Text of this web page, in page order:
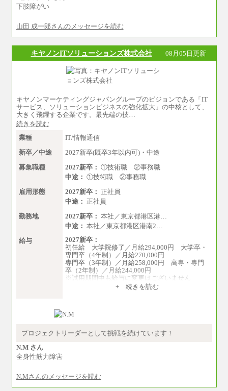
中途：
※経験、能力を考慮の上、当社規定により
優遇いたします
※自己成長支援金(10,000円）を含む
※別途、Workstyle支援金(月額4,000円）
下肢障がい
山田 成一郎さんのメッセージを読む
キヤノンITソリューションズ株式会社 08月05日更新
キヤノンマーケティングジャパングループのビジョンである「IT
サービス、ソリューションビジネスの強化拡大」の中核として、
大きく飛躍する企業です。最先端の技…
続きを読む
業種
IT/情報通信
新卒／中途
2027新卒(既卒3年以内可)・中途
募集職種
2027新卒： ①技術職 ②事務職
中途： ①技術職 ②事務職
雇用形態
2027新卒： 正社員
中途： 正社員
勤務地
2027新卒： 本社／東京都港区港…
中途： 本社／東京都港区港南2…
給与
2027新卒：
初任給 大学院修了／月給294,000円 大学卒・
専門卒（4年制）／月給270,000円
専門卒（3年制）／月給258,000円 高専・専門
卒（2年制）／月給244,000円
※試用期間中も給与に変更はございません
※経験・スキルを考慮の上、当社規程により決
※試用期間中も給与に変更はございません。
+ 続きを読む
プロジェクトリーダーとして挑戦を続けています！
N.M さん
全身性筋力障害
N.Mさんのメッセージを読む